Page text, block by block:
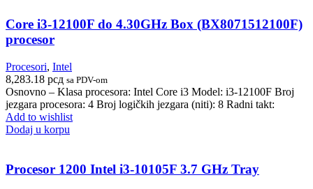
Core i3-12100F do 4.30GHz Box (BX8071512100F)
procesor
Procesori, Intel
8,283.18 рсд sa PDV-om
Osnovno – Klasa procesora: Intel Core i3 Model: i3-12100F Broj
jezgara procesora: 4 Broj logičkih jezgara (niti): 8 Radni takt:
Add to wishlist
Dodaj u korpu
Procesor 1200 Intel i3-10105F 3.7 GHz Tray